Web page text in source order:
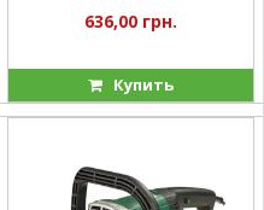
636,00 грн.
Купить